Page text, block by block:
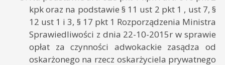
kpk oraz na podstawie § 11 ust 2 pkt 1 , ust 7, §
12 ust 1 i 3, § 17 pkt 1 Rozporządzenia Ministra
Sprawiedliwości z dnia 22-10-2015r w sprawie
opłat za czynności adwokackie zasądza od
oskarżonego na rzecz oskarżyciela prywatnego